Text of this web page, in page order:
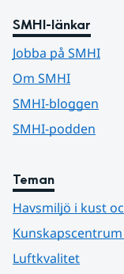
SMHI-länkar
Jobba på SMHI
Om SMHI
SMHI-bloggen
SMHI-podden
Teman
Havsmiljö i kust
Luftkvalitet